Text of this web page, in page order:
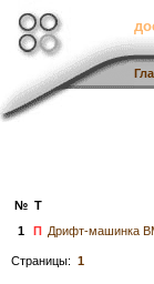
№ Т
1
П Дрифт-машинка
Страницы: 1